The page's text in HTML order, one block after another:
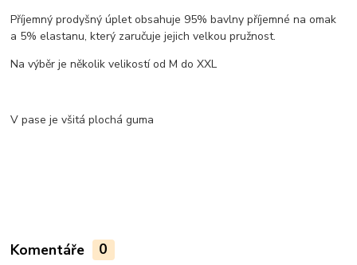
Příjemný prodyšný úplet obsahuje 95% bavlny příjemné na omak
a 5% elastanu, který zaručuje jejich velkou pružnost.
Na výběr je několik velikostí od M do XXL
V pase je všitá plochá guma
Komentáře 0